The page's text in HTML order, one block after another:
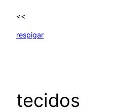
<<
respigar
tecidos